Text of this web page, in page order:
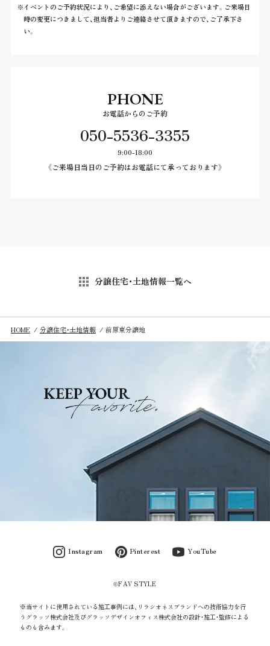
イベントのご予約状況により、ご希望に添えない場合がございます。ご来場日
時の変更につきまして、担当者よりご連絡させて頂きますので、ご了承下さ
い。
PHONE
お電話からのご予約
050-5536-3355
9:00-18:00
《ご来場日当日のご予約はお電話にて承っております》
分譲住宅・土地情報一覧へ
HOME 分譲住宅・土地情報 前原東分譲地
Instagram Pinterest YouTube
©FAV STYLE
※当サイトに使用されている施工事例には、リラシオネスブランドへの技術協力を行
うグラッソ株式会社及びグラッソデザインオフィス株式会社の設計・施工・監修による
ものも含みます。